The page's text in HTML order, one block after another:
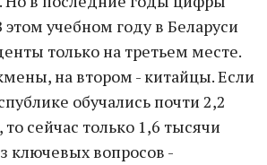
этом учебном году в Беларуси
только на третьем месте.
на втором - китайцы. Если
обучались почти 2,2
сейчас только 1,6 тысячи
ключевых вопросов -